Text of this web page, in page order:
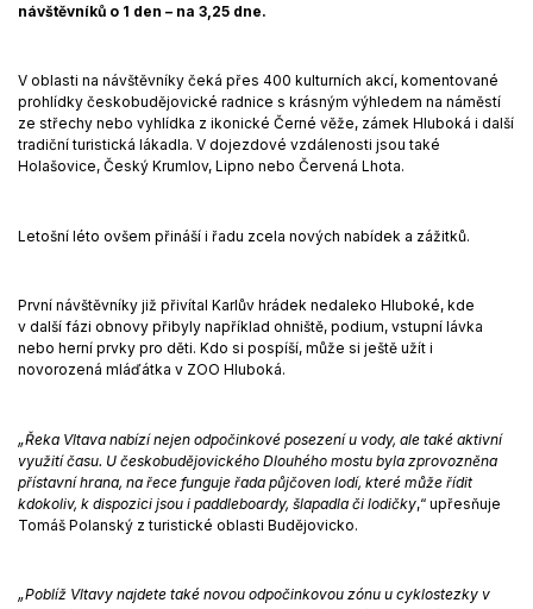
návštěvníků o 1 den – na 3,25 dne.
V oblasti na návštěvníky čeká přes 400 kulturních akcí, komentované
prohlídky českobudějovické radnice s krásným výhledem na náměstí
ze střechy nebo vyhlídka z ikonické Černé věže, zámek Hluboká i další
tradiční turistická lákadla. V dojezdové vzdálenosti jsou také
Holašovice, Český Krumlov, Lipno nebo Červená Lhota.
Letošní léto ovšem přináší i řadu zcela nových nabídek a zážitků.
První návštěvníky již přivítal Karlův hrádek nedaleko Hluboké, kde
v další fázi obnovy přibyly například ohniště, podium, vstupní lávka
nebo herní prvky pro děti. Kdo si pospíší, může si ještě užít i
novorozená mláďátka v ZOO Hluboká.
„Řeka Vltava nabízí nejen odpočinkové posezení u vody, ale také aktivní
využití času. U českobudějovického Dlouhého mostu byla zprovozněna
přístavní hrana, na řece funguje řada půjčoven lodí, které může řídit
kdokoliv, k dispozici jsou i paddleboardy, šlapadla či lodičky,“ upřesňuje
Tomáš Polanský z turistické oblasti Budějovicko.
„Poblíž Vltavy najdete také novou odpočinkovou zónu u cyklostezky v